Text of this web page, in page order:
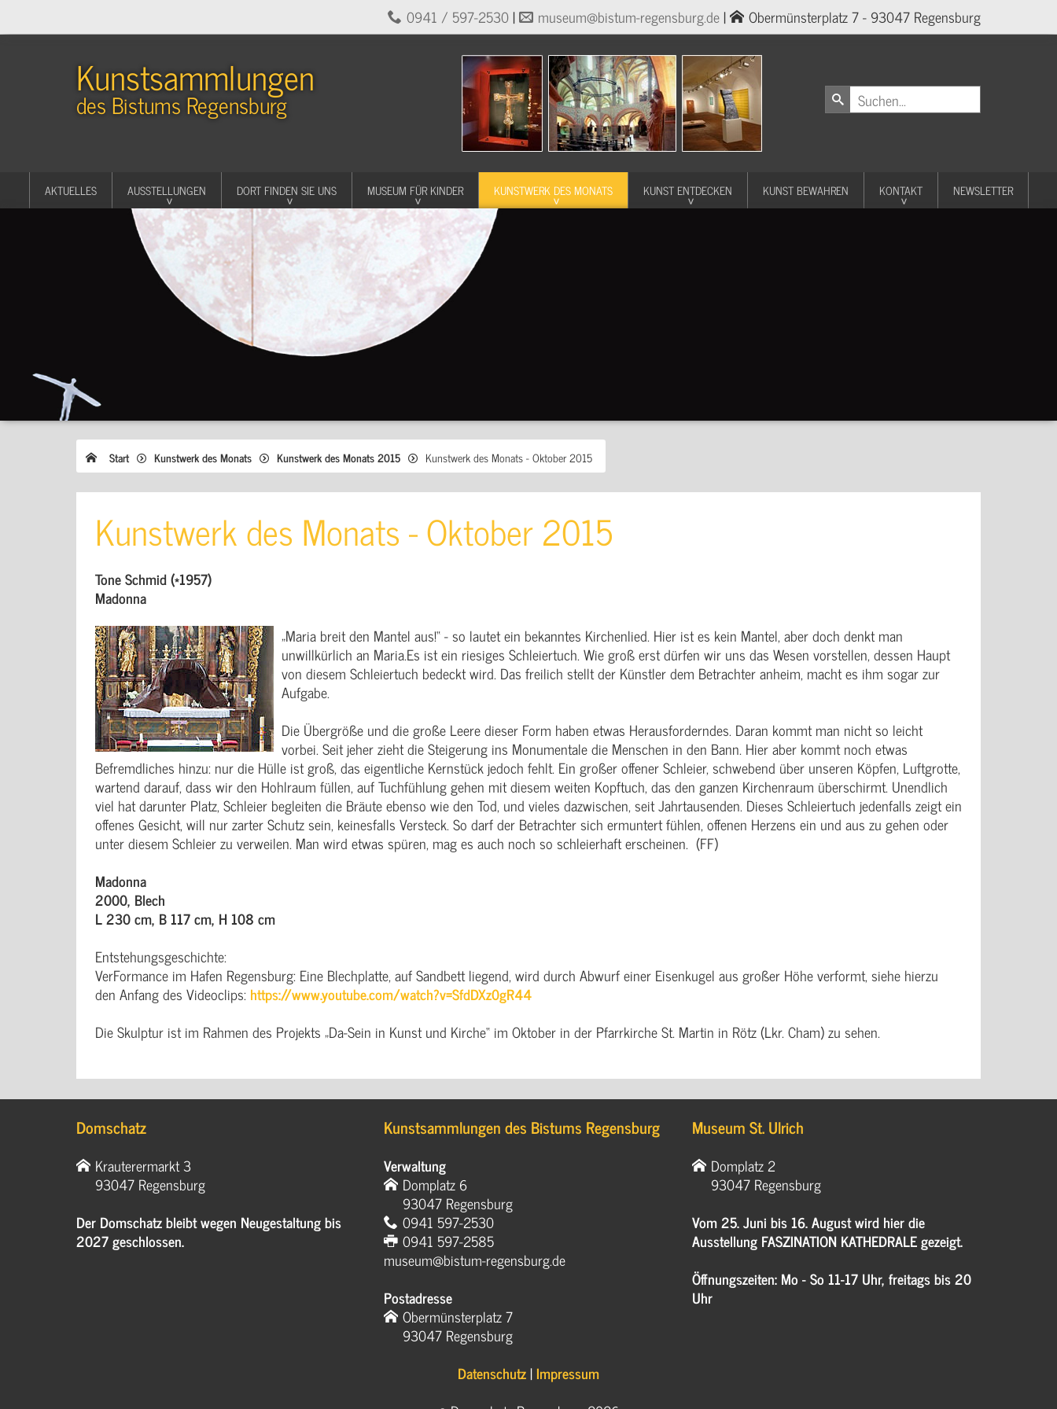
0941 / 597-2530| museum@bistum-regensburg.de| Obermünsterplatz 7 - 93047 Regensburg
Kunstsammlungen
des Bistums Regensburg
AKTUELLES AUSSTELLUNGEN DORT FINDEN SIE UNS MUSEUM FÜR KINDER KUNSTWERK DES MONATS KUNST ENTDECKEN KUNST BEWAHREN KONTAKT NEWSLETTER
Start Kunstwerk des Monats Kunstwerk des Monats 2015 Kunstwerk des Monats - Oktober 2015
Kunstwerk des Monats - Oktober 2015
Tone Schmid (*1957)
Madonna
„Maria breit den Mantel aus!“ - so lautet ein bekanntes Kirchenlied. Hier ist es kein Mantel, aber doch denkt man
unwillkürlich an Maria.Es ist ein riesiges Schleiertuch. Wie groß erst dürfen wir uns das Wesen vorstellen, dessen Haupt
von diesem Schleiertuch bedeckt wird. Das freilich stellt der Künstler dem Betrachter anheim, macht es ihm sogar zur
Aufgabe.
Die Übergröße und die große Leere dieser Form haben etwas Herausforderndes. Daran kommt man nicht so leicht
vorbei. Seit jeher zieht die Steigerung ins Monumentale die Menschen in den Bann. Hier aber kommt noch etwas
Befremdliches hinzu: nur die Hülle ist groß, das eigentliche Kernstück jedoch fehlt. Ein großer offener Schleier, schwebend über unseren Köpfen, Luftgrotte,
wartend darauf, dass wir den Hohlraum füllen, auf Tuchfühlung gehen mit diesem weiten Kopftuch, das den ganzen Kirchenraum überschirmt. Unendlich
viel hat darunter Platz, Schleier begleiten die Bräute ebenso wie den Tod, und vieles dazwischen, seit Jahrtausenden. Dieses Schleiertuch jedenfalls zeigt ein
offenes Gesicht, will nur zarter Schutz sein, keinesfalls Versteck. So darf der Betrachter sich ermuntert fühlen, offenen Herzens ein und aus zu gehen oder
unter diesem Schleier zu verweilen. Man wird etwas spüren, mag es auch noch so schleierhaft erscheinen. (FF)
Madonna
2000, Blech
L 230 cm, B 117 cm, H 108 cm
Entstehungsgeschichte:
VerFormance im Hafen Regensburg: Eine Blechplatte, auf Sandbett liegend, wird durch Abwurf einer Eisenkugel aus großer Höhe verformt, siehe hierzu
den Anfang des Videoclips: https://www.youtube.com/watch?v=SfdDXz0gR44
Die Skulptur ist im Rahmen des Projekts „Da-Sein in Kunst und Kirche“ im Oktober in der Pfarrkirche St. Martin in Rötz (Lkr. Cham) zu sehen.
Domschatz
Krauterermarkt 3
93047 Regensburg
Der Domschatz bleibt wegen Neugestaltung bis
2027 geschlossen.
Kunstsammlungen des Bistums Regensburg
Verwaltung
Domplatz 6
93047 Regensburg
0941 597-2530
0941 597-2585
museum@bistum-regensburg.de
Postadresse
Obermünsterplatz 7
93047 Regensburg
Museum St. Ulrich
Domplatz 2
93047 Regensburg
Vom 25. Juni bis 16. August wird hier die
Ausstellung FASZINATION KATHEDRALE gezeigt.
Öffnungszeiten: Mo - So 11-17 Uhr, freitags bis 20
Uhr
Datenschutz|Impressum